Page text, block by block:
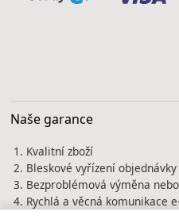
Naše garance
Kvalitní zboží
Bleskové vyřízení objednávky
Bezproblémová výměna
Rychlá a věcná komunikace